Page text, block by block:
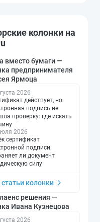
колонки на
вместо бумаги —
предпринимателя
Ярмоца
2026
действует, но
подпись не
проверку: где искать
2026
сертификат
подписи:
ли документ
силу
статьи колонки
решения —
Ивана Кузнецова
2026